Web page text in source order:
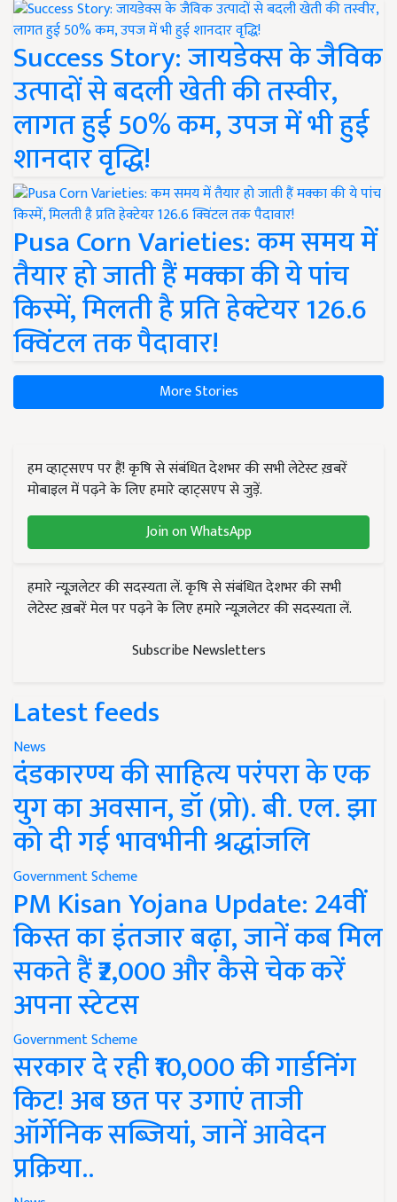
Success Story: जायडेक्स के जैविक
उत्पादों से बदली खेती की तस्वीर,
लागत हुई 50% कम, उपज में भी हुई
शानदार वृद्धि!
Pusa Corn Varieties: कम समय में
तैयार हो जाती हैं मक्का की ये पांच
किस्में, मिलती है प्रति हेक्टेयर 126.6
क्विंटल तक पैदावार!
More Stories
हम व्हाट्सएप पर हैं! कृषि से संबंधित देशभर की सभी लेटेस्ट ख़बरें
मोबाइल में पढ़ने के लिए हमारे व्हाट्सएप से जुड़ें.
Join on WhatsApp
हमारे न्यूज़लेटर की सदस्यता लें. कृषि से संबंधित देशभर की सभी
लेटेस्ट ख़बरें मेल पर पढ़ने के लिए हमारे न्यूज़लेटर की सदस्यता लें.
Subscribe Newsletters
Latest feeds
News
दंडकारण्य की साहित्य परंपरा के एक
युग का अवसान, डॉ (प्रो). बी. एल. झा
को दी गई भावभीनी श्रद्धांजलि
Government Scheme
PM Kisan Yojana Update: 24वीं
किस्त का इंतजार बढ़ा, जानें कब मिल
सकते हैं ₹2,000 और कैसे चेक करें
अपना स्टेटस
Government Scheme
सरकार दे रही ₹10,000 की गार्डनिंग
किट! अब छत पर उगाएं ताजी
ऑर्गेनिक सब्जियां, जानें आवेदन
प्रक्रिया..